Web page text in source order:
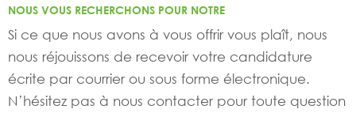
NOUS VOUS RECHERCHONS POUR NOTRE
Si ce que nous avons à vous offrir vous plaît, nous
nous réjouissons de recevoir votre candidature
écrite par courrier ou sous forme électronique.
N’hésitez pas à nous contacter pour toute question